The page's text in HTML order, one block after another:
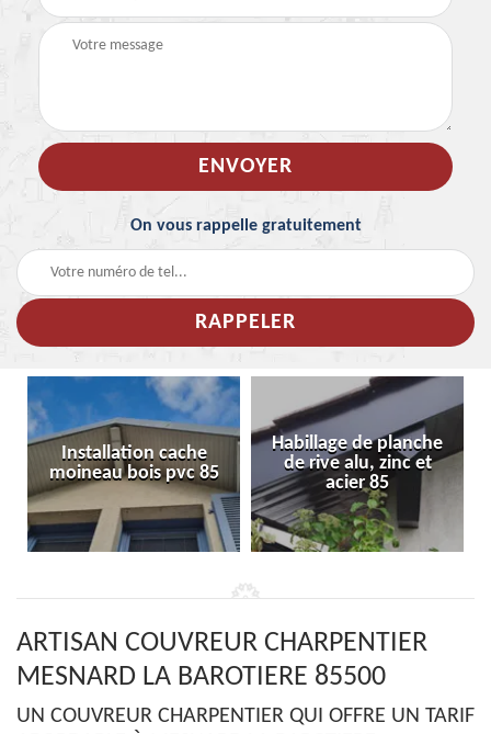
On vous rappelle gratuitement
Installation cache
moineau bois pvc 85
Habillage de planche
de rive alu, zinc et
acier 85
ARTISAN COUVREUR CHARPENTIER
MESNARD LA BAROTIERE 85500
UN COUVREUR CHARPENTIER QUI OFFRE UN TARIF